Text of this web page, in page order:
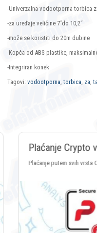
-Univerzalna vodootporna torbica
-za uređaje veličine 7˝do 10,2˝
-može se koristiti do 20m dubine
-Kopča od ABS plastike,
-Integriran konek
Tagovi: vodootporna,torbica, za,
putem PayPal servisa